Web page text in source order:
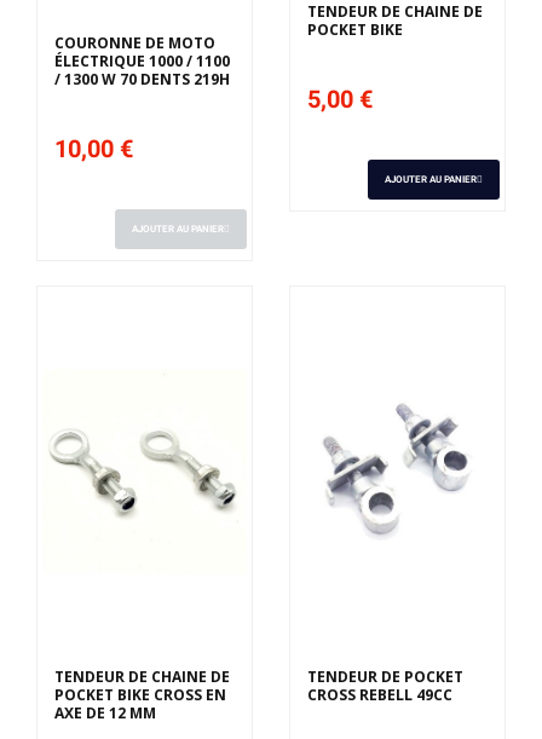
COURONNE DE MOTO
ÉLECTRIQUE 1000 / 1100
/ 1300 W 70 DENTS 219H
10,00 €
AJOUTER AU PANIER
TENDEUR DE CHAINE DE
POCKET BIKE
5,00 €
AJOUTER AU PANIER
TENDEUR DE CHAINE DE
POCKET BIKE CROSS EN
AXE DE 12 MM
TENDEUR DE POCKET
CROSS REBELL 49CC